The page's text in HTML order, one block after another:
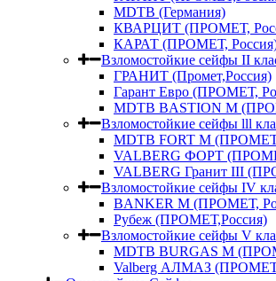
MDTB (Германия)
КВАРЦИТ (ПРОМЕТ,
КАРАТ (ПРОМЕТ,
Взломостойкие сейфы II
ГРАНИТ (Промет,Россия)
Гарант Евро (ПРОМЕТ,
MDTB BASTION M
Взломостойкие сейфы lll
MDTB FORT M
VALBERG ФОРТ
VALBERG Гранит III
Взломостойкие сейфы IV
BANKER M (ПРОМЕТ,
Рубеж (ПРОМЕТ,Россия)
Взломостойкие сейфы V
MDTB BURGAS M
Valberg АЛМАЗ